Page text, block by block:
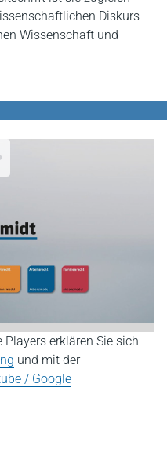
Diskurs
Wissenschaft und
erklären Sie sich
und mit der
/ Google